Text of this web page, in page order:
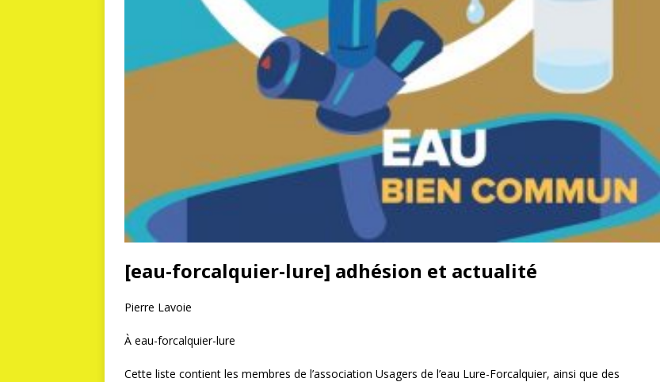
[eau-forcalquier-lure] adhésion et actualité
Pierre Lavoie
À eau-forcalquier-lure
Cette liste contient les membres de l’association Usagers de l’eau Lure-Forcalquier, ainsi que des